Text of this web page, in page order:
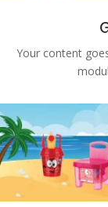
Your content